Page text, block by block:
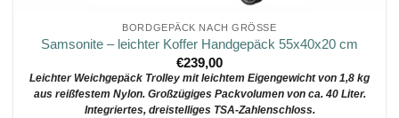
BORDGEPÄCK NACH GRÖSSE
Samsonite – leichter Koffer Handgepäck 55x40x20 cm
€239,00
Leichter Weichgepäck Trolley mit leichtem Eigengewicht von 1,8 kg
aus reißfestem Nylon. Großzügiges Packvolumen von ca. 40 Liter.
Integriertes, dreistelliges TSA-Zahlenschloss.